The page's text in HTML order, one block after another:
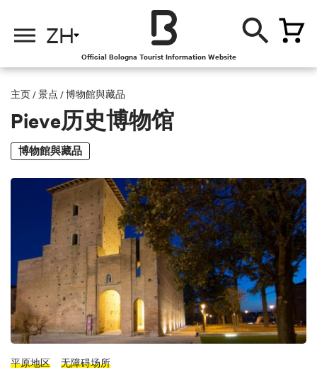
ZH
Official Bologna Tourist Information Website
主页 /景点 /博物館與藏品
Pieve历史博物馆
博物館與藏品
平原地区 无障碍场所